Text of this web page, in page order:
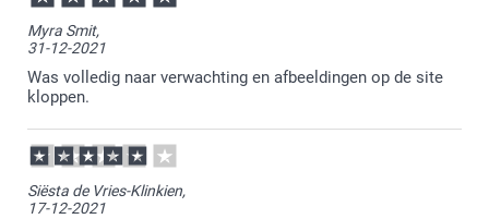
Myra Smit,
31-12-2021
Was volledig naar verwachting en afbeeldingen op de site
kloppen.
Siësta de Vries-Klinkien,
17-12-2021